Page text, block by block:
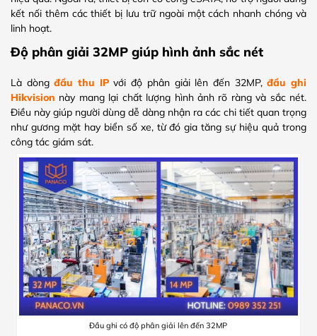
kết nối thêm các thiết bị lưu trữ ngoài một cách nhanh chóng và
linh hoạt.
Độ phân giải 32MP giúp hình ảnh sắc nét
Là dòngđầu thu IPvới độ phân giải lên đến 32MP,đầu ghi
Hikvision này mang lại chất lượng hình ảnh rõ ràng và sắc nét.
Điều này giúp người dùng dễ dàng nhận ra các chi tiết quan trọng
như gương mặt hay biển số xe, từ đó gia tăng sự hiệu quả trong
công tác giám sát.
Đầu ghi có độ phân giải lên đến 32MP